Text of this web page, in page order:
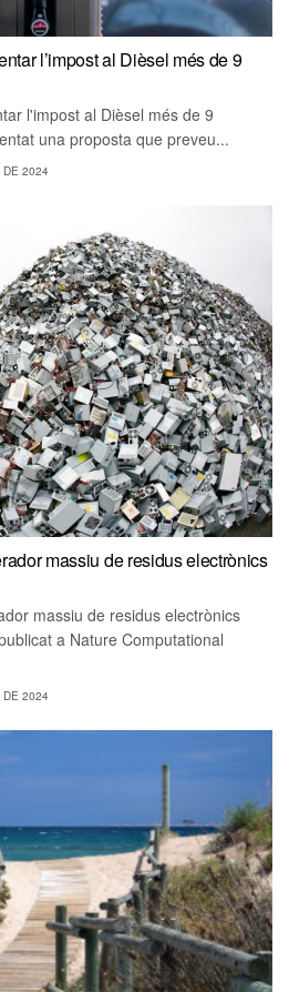
l’impost al Dièsel més de 9
l'impost al Dièsel més de 9
una proposta que preveu...
2024
massiu de residus electrònics
massiu de residus electrònics
a Nature Computational
2024